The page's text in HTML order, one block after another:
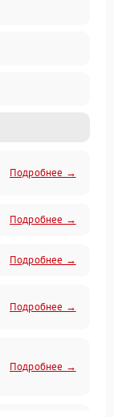
Подробнее →
Подробнее →
Подробнее →
Подробнее →
Подробнее →